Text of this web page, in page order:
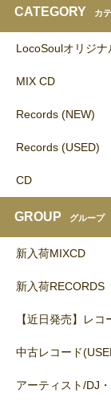
CATEGORY カ
LocoSoulオリジ
MIX CD
Records (NEW)
Records (USED)
CD
GROUP グループ
新入荷MIXCD
新入荷RECORDS
【近日発売】レコ
中古レコード
アーティスト/DJ